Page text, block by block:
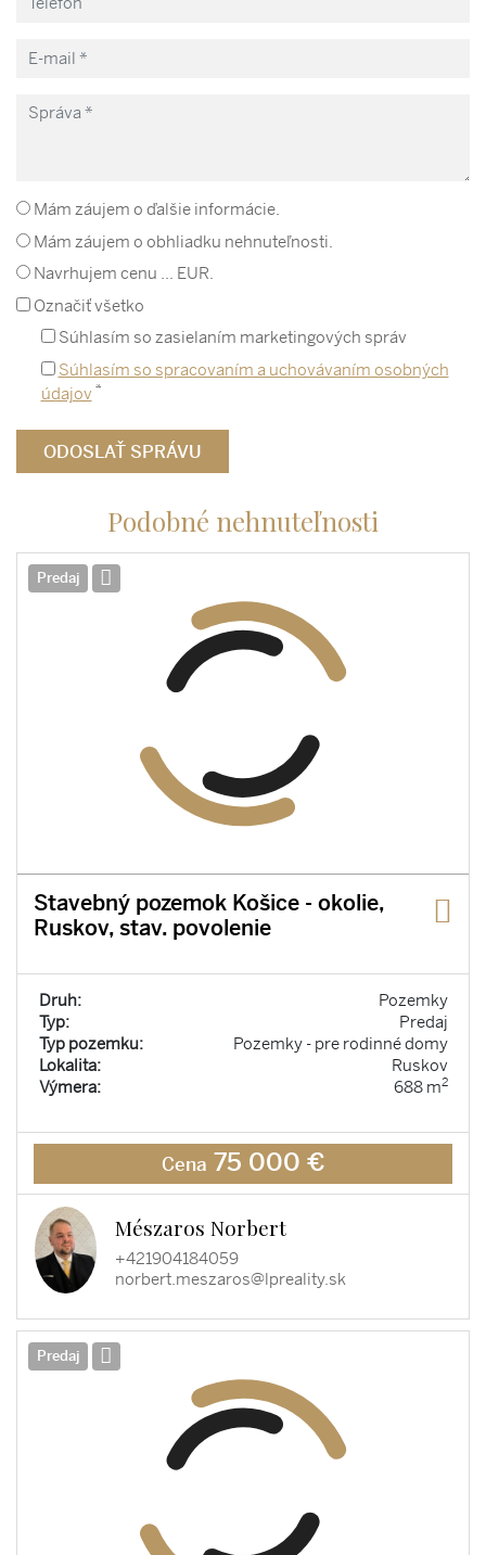
Mám záujem o ďalšie informácie.
Mám záujem o obhliadku nehnuteľnosti.
Navrhujem cenu ... EUR.
Označiť všetko
Súhlasím so zasielaním marketingových správ
Súhlasím so spracovaním a uchovávaním osobných
údajov *
Podobné nehnuteľnosti
Predaj
Stavebný pozemok Košice - okolie,
Ruskov, stav. povolenie
Druh:
Pozemky
Typ:
Predaj
Typ pozemku:
Pozemky - pre rodinné domy
Lokalita:
Ruskov
Výmera:
688 m2
Cena 75 000 €
Mészaros Norbert
+421904184059
norbert.meszaros@lpreality.sk
Predaj